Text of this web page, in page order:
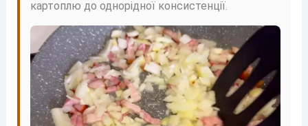
картоплю до однорідної консистенції.